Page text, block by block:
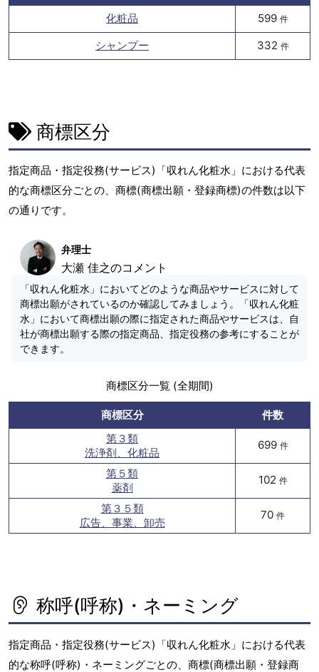
化粧品 599 件
シャンプー 332 件
商標区分
指定商品・指定役務(サービス)「収れん化粧水」における代表
的な商標区分ごとの、商標(商標出願・登録商標)の件数は以下
の通りです。
弁理士
大瀬 佳之のコメント
「収れん化粧水」においてどのような商品やサービスに対して
商標出願がされているのか確認してみましょう。「収れん化粧
水」において商標出願の際に指定された商品やサービスは、自
社が商標出願する際の指定商品、指定役務の参考にすることが
できます。
商標区分一覧 (全期間)
商標区分
件数
第３類
洗浄剤、化粧品
699 件
第５類
薬剤
102 件
第３５類
広告、事業、卸売
70 件
称呼(呼称)・ネーミング
指定商品・指定役務(サービス)「収れん化粧水」における代表
的な称呼(呼称)・ネーミングごとの、商標(商標出願・登録商